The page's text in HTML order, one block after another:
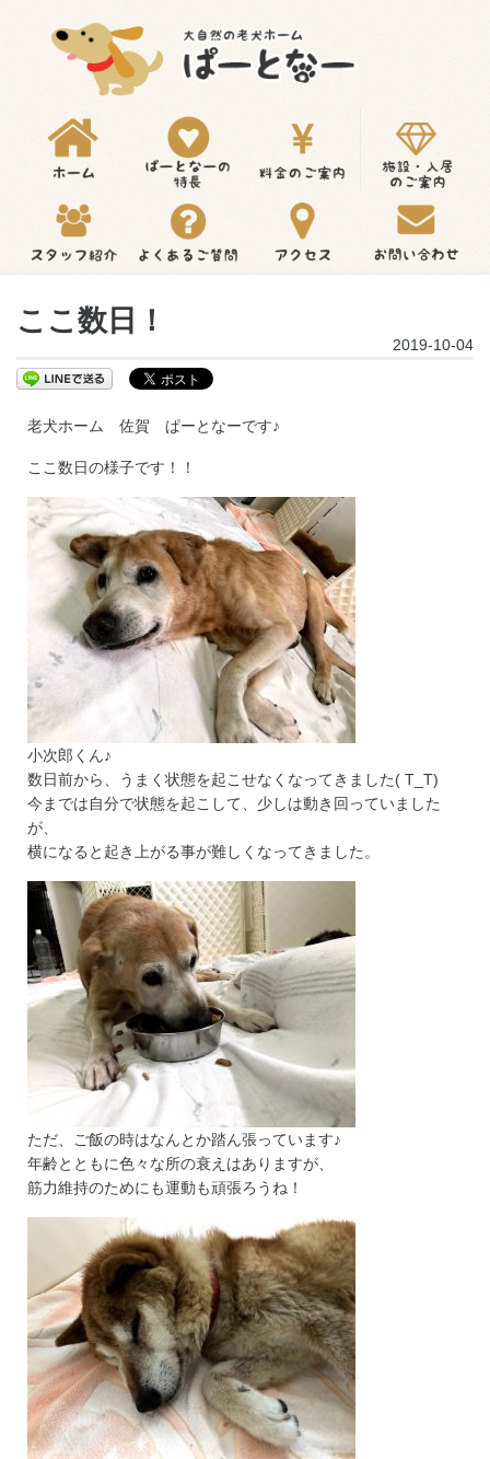
ここ数日！
2019-10-04
老犬ホーム 佐賀 ぱーとなーです♪
ここ数日の様子です！！
小次郎くん♪
数日前から、うまく状態を起こせなくなってきました( T_T)
今までは自分で状態を起こして、少しは動き回っていました
が、
横になると起き上がる事が難しくなってきました。
ただ、ご飯の時はなんとか踏ん張っています♪
年齢とともに色々な所の衰えはありますが、
筋力維持のためにも運動も頑張ろうね！